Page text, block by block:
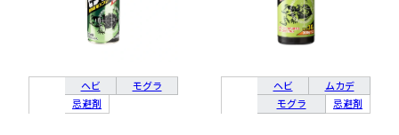
ヘビ
モグラ
忌避剤
ヘビ
ムカデ
モグラ
忌避剤